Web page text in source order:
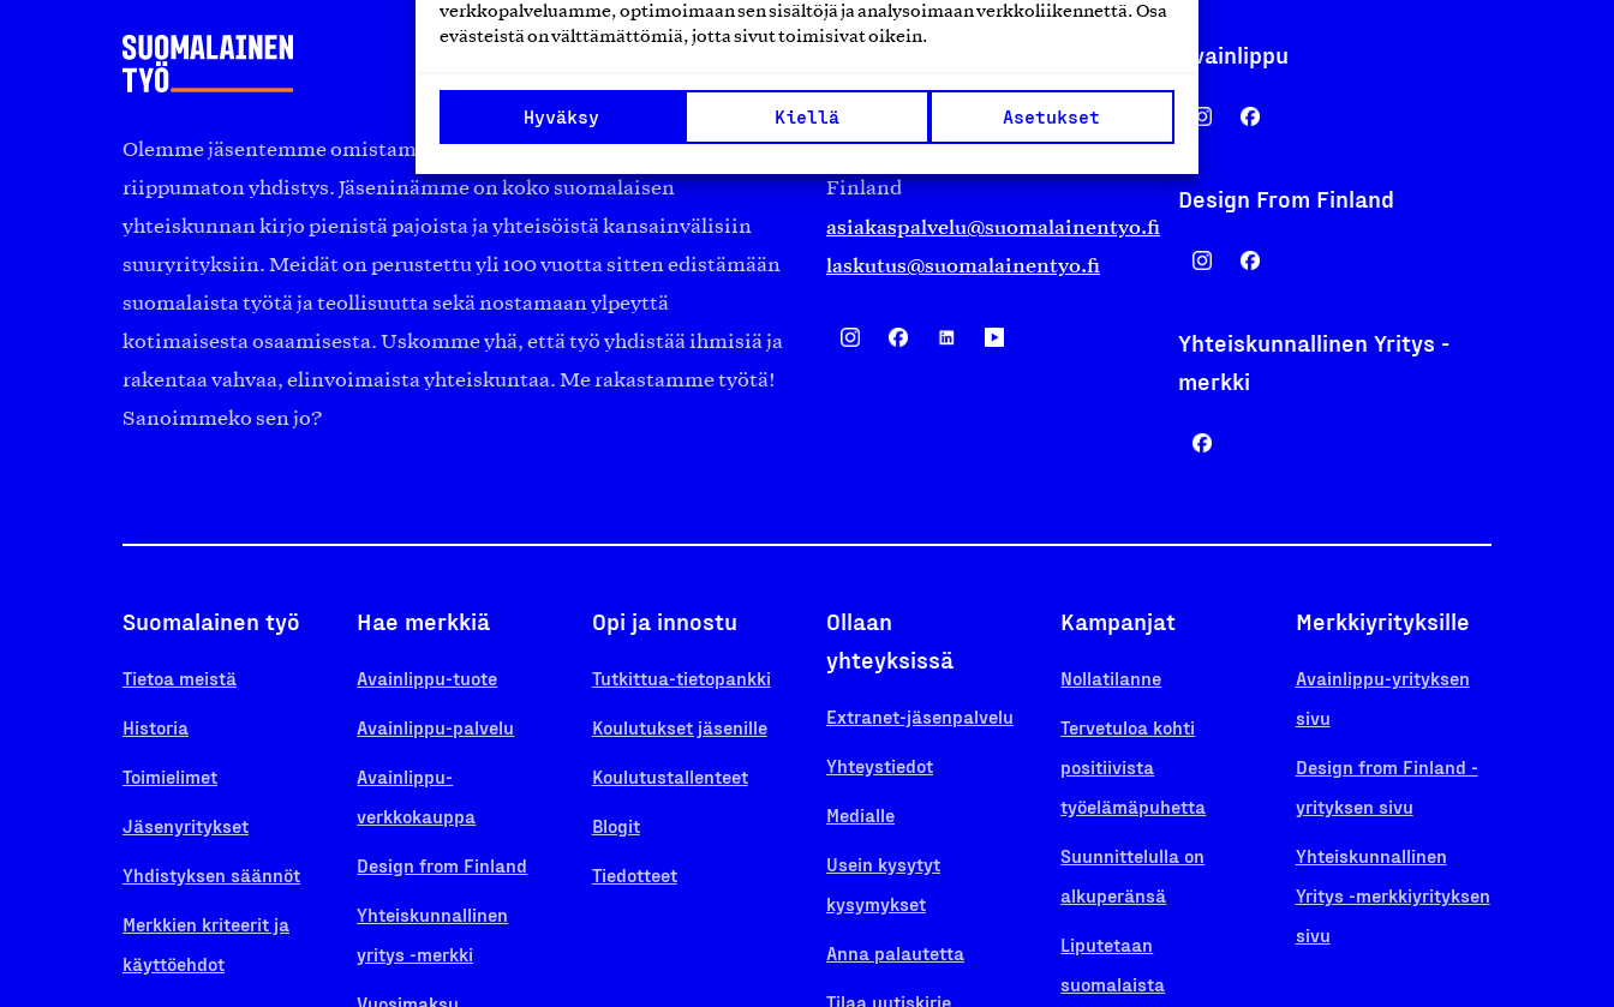
verkkopalveluamme, optimoimaan sen sisältöjä ja analysoimaan verkkoliikennettä. Osa
evästeistä on välttämättömiä, jotta sivut toimisivat oikein.
Hyväksy Kiellä Asetukset
Olemme jäsentemme omistama puolueeton, työmarkkinajärjestöistä
riippumaton yhdistys. Jäseninämme on koko suomalaisen
yhteiskunnan kirjo pienistä pajoista ja yhteisöistä kansainvälisiin
suuryrityksiin. Meidät on perustettu yli 100 vuotta sitten edistämään
suomalaista työtä ja teollisuutta sekä nostamaan ylpeyttä
kotimaisesta osaamisesta. Uskomme yhä, että työ yhdistää ihmisiä ja
rakentaa vahvaa, elinvoimaista yhteiskuntaa. Me rakastamme työtä!
Sanoimmeko sen jo?
Eteläranta 14,
00130 Helsinki
Finland
asiakaspalvelu@suomalainentyo.fi
laskutus@suomalainentyo.fi
Avainlippu
Design From Finland
Yhteiskunnallinen Yritys -
merkki
Suomalainen työ
Tietoa meistä
Historia
Toimielimet
Jäsenyritykset
Yhdistyksen säännöt
Merkkien kriteerit ja
käyttöehdot
Hae merkkiä
Avainlippu-tuote
Avainlippu-palvelu
Avainlippu-
verkkokauppa
Design from Finland
Yhteiskunnallinen
yritys -merkki
Opi ja innostu
Tutkittua-tietopankki
Koulutukset jäsenille
Koulutustallenteet
Blogit
Tiedotteet
Ollaan
yhteyksissä
Extranet-jäsenpalvelu
Yhteystiedot
Medialle
Usein kysytyt
kysymykset
Anna palautetta
Tilaa uutiskirje
Kampanjat
Nollatilanne
Tervetuloa kohti
positiivista
työelämäpuhetta
Suunnittelulla on
alkuperänsä
Liputetaan
suomalaista
Merkkiyrityksille
Avainlippu-yrityksen
sivu
Design from Finland -
yrityksen sivu
Yhteiskunnallinen
Yritys -merkkiyrityksen
sivu